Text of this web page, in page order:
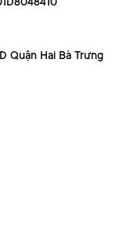
Quận Hai Bà Trưng